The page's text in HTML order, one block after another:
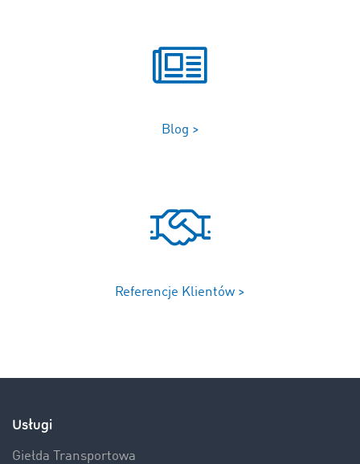
Blog >
Referencje Klientów >
Usługi
Giełda Transportowa